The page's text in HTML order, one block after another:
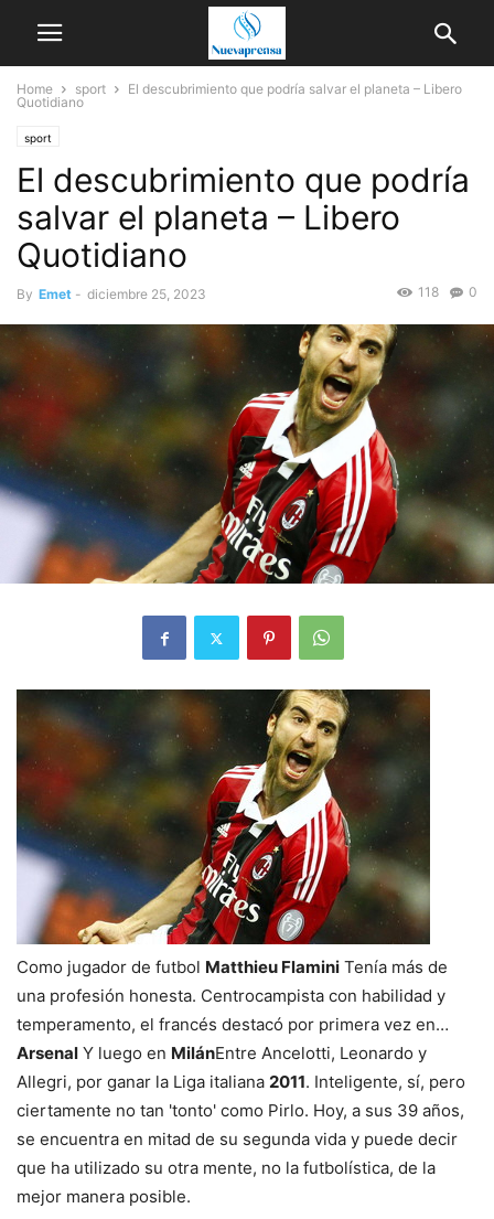
Home sport
El descubrimiento que podría salvar el planeta – Libero
Quotidiano
sport
El descubrimiento que podría
salvar el planeta – Libero
Quotidiano
By Emet - diciembre 25, 2023 0
118
Como jugador de futbol Matthieu Flamini Tenía más de
una profesión honesta. Centrocampista con habilidad y
temperamento, el francés destacó por primera vez en…
Arsenal Y luego en MilánEntre Ancelotti, Leonardo y
Allegri, por ganar la Liga italiana 2011. Inteligente, sí, pero
ciertamente no tan 'tonto' como Pirlo. Hoy, a sus 39 años,
se encuentra en mitad de su segunda vida y puede decir
que ha utilizado su otra mente, no la futbolística, de la
mejor manera posible.